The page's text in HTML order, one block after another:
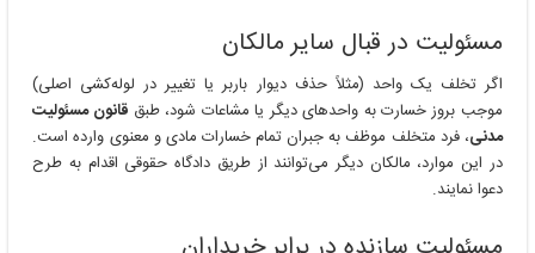
مسئولیت در قبال سایر مالکان
اگر تخلف یک واحد (مثلاً حذف دیوار باربر یا تغییر در لوله‌کشی اصلی)
موجب بروز خسارت به واحدهای دیگر یا مشاعات شود، طبق قانون مسئولیت
مدنی، فرد متخلف موظف به جبران تمام خسارات مادی و معنوی وارده است.
در این موارد، مالکان دیگر می‌توانند از طریق دادگاه حقوقی اقدام به طرح
دعوا نمایند.